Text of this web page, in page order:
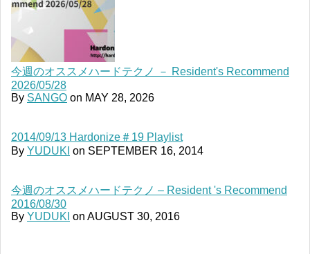
今週のオススメハードテクノ － Resident's Recommend
2026/05/28
By SANGO on MAY 28, 2026
2014/09/13 Hardonize＃19 Playlist
By YUDUKI on SEPTEMBER 16, 2014
今週のオススメハードテクノ – Resident 's Recommend
2016/08/30
By YUDUKI on AUGUST 30, 2016